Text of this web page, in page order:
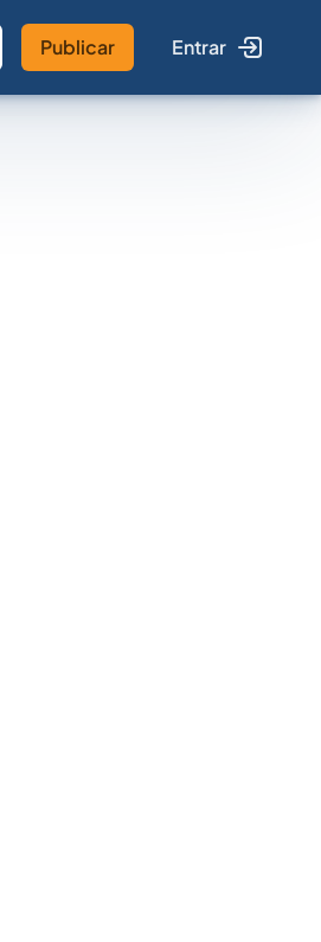
Publicar Entrar